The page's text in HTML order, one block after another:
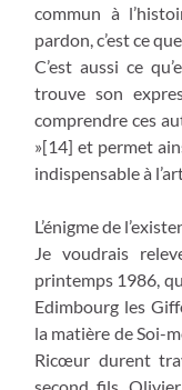
commun à
pardon, c’est ce
C’est aussi ce
trouve son
comprendre ces
»[14] et permet
indispensable à
L’énigme de
Je voudrais
printemps 1986,
Edimbourg les
la matière de Soi-
Ricœur durent
second fils,